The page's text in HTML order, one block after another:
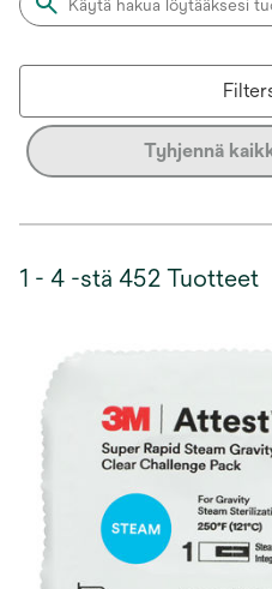
Tyhjennä
1 - 4 -stä 452 Tuotteet